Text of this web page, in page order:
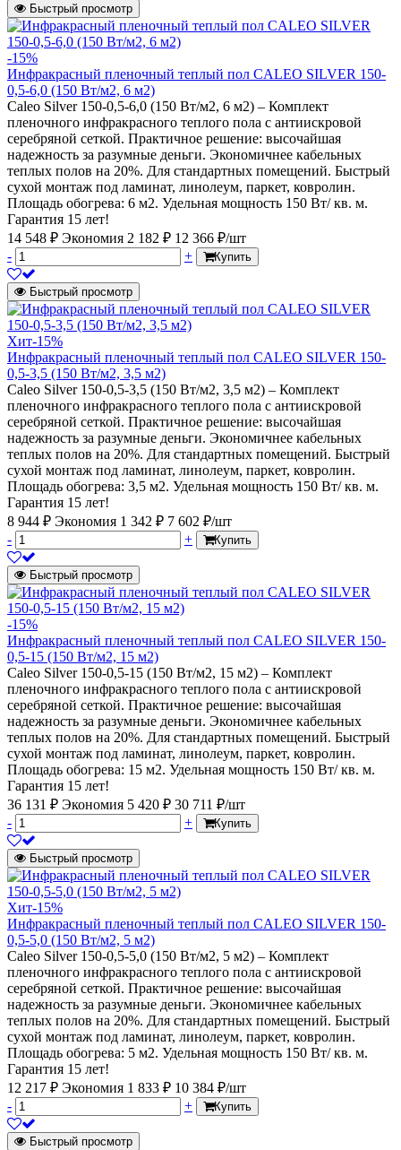
Быстрый просмотр
-15%
Инфракрасный пленочный теплый пол CALEO SILVER 150-
0,5-6,0 (150 Вт/м2, 6 м2)
Caleo Silver 150-0,5-6,0 (150 Вт/м2, 6 м2) – Комплект
пленочного инфракрасного теплого пола с антиискровой
серебряной сеткой. Практичное решение: высочайшая
надежность за разумные деньги. Экономичнее кабельных
теплых полов на 20%. Для стандартных помещений. Быстрый
сухой монтаж под ламинат, линолеум, паркет, ковролин.
Площадь обогрева: 6 м2. Удельная мощность 150 Вт/ кв. м.
Гарантия 15 лет!
14 548 ₽ Экономия 2 182 ₽ 12 366 ₽/шт
-
+ Купить
Быстрый просмотр
Хит-15%
Инфракрасный пленочный теплый пол CALEO SILVER 150-
0,5-3,5 (150 Вт/м2, 3,5 м2)
Caleo Silver 150-0,5-3,5 (150 Вт/м2, 3,5 м2) – Комплект
пленочного инфракрасного теплого пола с антиискровой
серебряной сеткой. Практичное решение: высочайшая
надежность за разумные деньги. Экономичнее кабельных
теплых полов на 20%. Для стандартных помещений. Быстрый
сухой монтаж под ламинат, линолеум, паркет, ковролин.
Площадь обогрева: 3,5 м2. Удельная мощность 150 Вт/ кв. м.
Гарантия 15 лет!
8 944 ₽ Экономия 1 342 ₽ 7 602 ₽/шт
-
+ Купить
Быстрый просмотр
-15%
Инфракрасный пленочный теплый пол CALEO SILVER 150-
0,5-15 (150 Вт/м2, 15 м2)
Caleo Silver 150-0,5-15 (150 Вт/м2, 15 м2) – Комплект
пленочного инфракрасного теплого пола с антиискровой
серебряной сеткой. Практичное решение: высочайшая
надежность за разумные деньги. Экономичнее кабельных
теплых полов на 20%. Для стандартных помещений. Быстрый
сухой монтаж под ламинат, линолеум, паркет, ковролин.
Площадь обогрева: 15 м2. Удельная мощность 150 Вт/ кв. м.
Гарантия 15 лет!
36 131 ₽ Экономия 5 420 ₽ 30 711 ₽/шт
-
+ Купить
Быстрый просмотр
Хит-15%
Инфракрасный пленочный теплый пол CALEO SILVER 150-
0,5-5,0 (150 Вт/м2, 5 м2)
Caleo Silver 150-0,5-5,0 (150 Вт/м2, 5 м2) – Комплект
пленочного инфракрасного теплого пола с антиискровой
серебряной сеткой. Практичное решение: высочайшая
надежность за разумные деньги. Экономичнее кабельных
теплых полов на 20%. Для стандартных помещений. Быстрый
сухой монтаж под ламинат, линолеум, паркет, ковролин.
Площадь обогрева: 5 м2. Удельная мощность 150 Вт/ кв. м.
Гарантия 15 лет!
12 217 ₽ Экономия 1 833 ₽ 10 384 ₽/шт
-
+ Купить
Быстрый просмотр